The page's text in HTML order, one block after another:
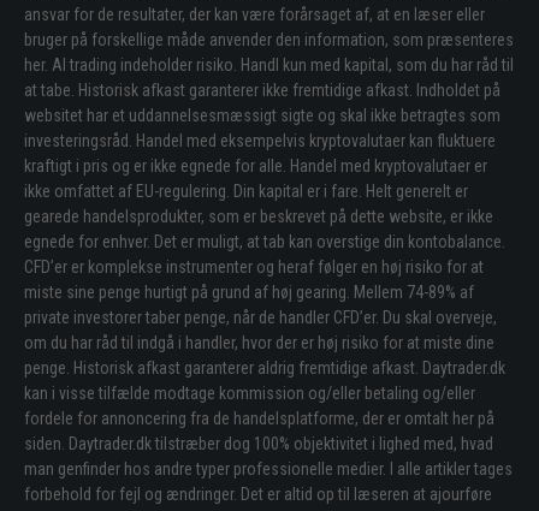
ansvar for de resultater, der kan være forårsaget af, at en læser eller
bruger på forskellige måde anvender den information, som præsenteres
her. Al trading indeholder risiko. Handl kun med kapital, som du har råd til
at tabe. Historisk afkast garanterer ikke fremtidige afkast. Indholdet på
websitet har et uddannelsesmæssigt sigte og skal ikke betragtes som
investeringsråd. Handel med eksempelvis kryptovalutaer kan fluktuere
kraftigt i pris og er ikke egnede for alle. Handel med kryptovalutaer er
ikke omfattet af EU-regulering. Din kapital er i fare. Helt generelt er
gearede handelsprodukter, som er beskrevet på dette website, er ikke
egnede for enhver. Det er muligt, at tab kan overstige din kontobalance.
CFD’er er komplekse instrumenter og heraf følger en høj risiko for at
miste sine penge hurtigt på grund af høj gearing. Mellem 74-89% af
private investorer taber penge, når de handler CFD’er. Du skal overveje,
om du har råd til indgå i handler, hvor der er høj risiko for at miste dine
penge. Historisk afkast garanterer aldrig fremtidige afkast. Daytrader.dk
kan i visse tilfælde modtage kommission og/eller betaling og/eller
fordele for annoncering fra de handelsplatforme, der er omtalt her på
siden. Daytrader.dk tilstræber dog 100% objektivitet i lighed med, hvad
man genfinder hos andre typer professionelle medier. I alle artikler tages
forbehold for fejl og ændringer. Det er altid op til læseren at ajourføre